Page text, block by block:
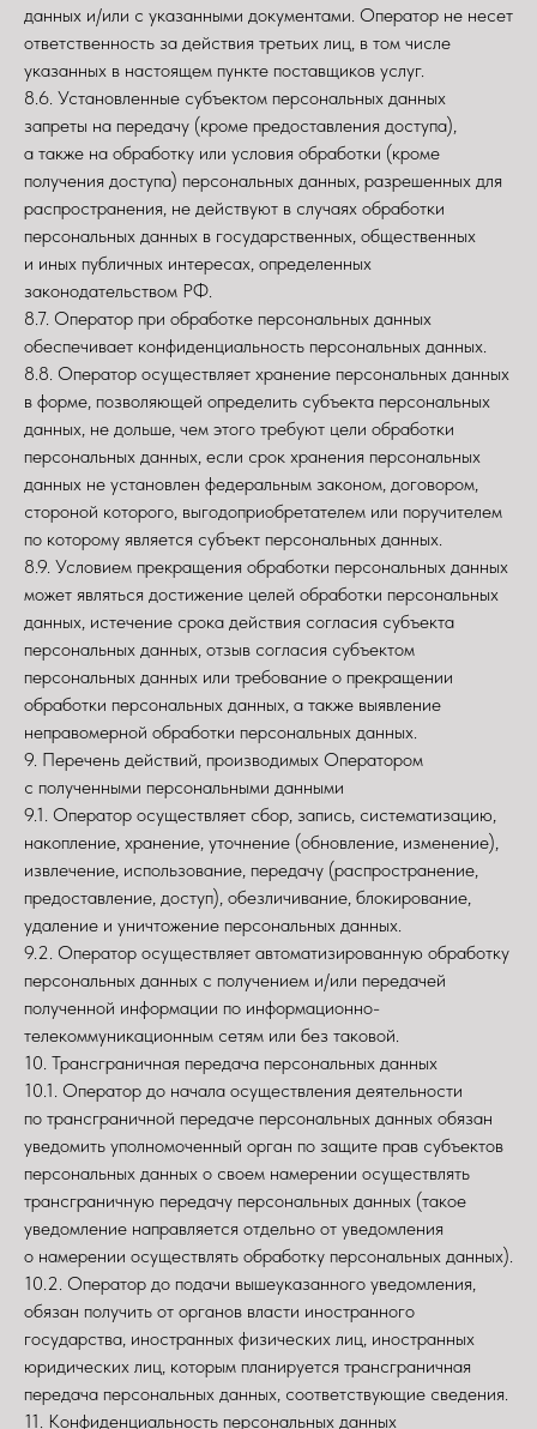
данных и/или с указанными документами. Оператор не несет
ответственность за действия третьих лиц, в том числе
указанных в настоящем пункте поставщиков услуг.
8.6. Установленные субъектом персональных данных
запреты на передачу (кроме предоставления доступа),
а также на обработку или условия обработки (кроме
получения доступа) персональных данных, разрешенных для
распространения, не действуют в случаях обработки
персональных данных в государственных, общественных
и иных публичных интересах, определенных
законодательством РФ.
8.7. Оператор при обработке персональных данных
обеспечивает конфиденциальность персональных данных.
8.8. Оператор осуществляет хранение персональных данных
в форме, позволяющей определить субъекта персональных
данных, не дольше, чем этого требуют цели обработки
персональных данных, если срок хранения персональных
данных не установлен федеральным законом, договором,
стороной которого, выгодоприобретателем или поручителем
по которому является субъект персональных данных.
8.9. Условием прекращения обработки персональных данных
может являться достижение целей обработки персональных
данных, истечение срока действия согласия субъекта
персональных данных, отзыв согласия субъектом
персональных данных или требование о прекращении
обработки персональных данных, а также выявление
неправомерной обработки персональных данных.
9. Перечень действий, производимых Оператором
с полученными персональными данными
9.1. Оператор осуществляет сбор, запись, систематизацию,
накопление, хранение, уточнение (обновление, изменение),
извлечение, использование, передачу (распространение,
предоставление, доступ), обезличивание, блокирование,
удаление и уничтожение персональных данных.
9.2. Оператор осуществляет автоматизированную обработку
персональных данных с получением и/или передачей
полученной информации по информационно-
телекоммуникационным сетям или без таковой.
10. Трансграничная передача персональных данных
10.1. Оператор до начала осуществления деятельности
по трансграничной передаче персональных данных обязан
уведомить уполномоченный орган по защите прав субъектов
персональных данных о своем намерении осуществлять
трансграничную передачу персональных данных (такое
уведомление направляется отдельно от уведомления
о намерении осуществлять обработку персональных данных).
10.2. Оператор до подачи вышеуказанного уведомления,
обязан получить от органов власти иностранного
государства, иностранных физических лиц, иностранных
юридических лиц, которым планируется трансграничная
передача персональных данных, соответствующие сведения.
11. Конфиденциальность персональных данных